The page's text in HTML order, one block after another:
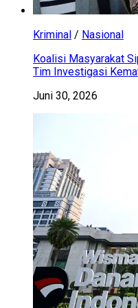
Kriminal / Nasional
Koalisi Masyarakat
Tim Investigasi
Juni 30, 2026